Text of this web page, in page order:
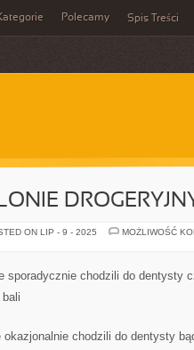
Polecamy Spis Treści
ON LIP - 9 - 2025
MOŻLIWOŚĆ
sporadycznie chodzili do dentysty
chodzili do dentysty